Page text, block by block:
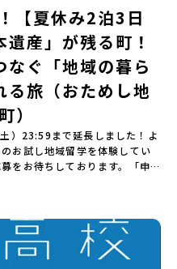
取りいただけません。その場
を受信できるよう設定をお願
お問合せにはお答えしており
し込みについてお申込はお一
ンからお申込ください。申込
は、メールアドレスの入力間
て１室に複数(同性2～4名程
レルギー対応について個別の
しかねる場合がございます。
ください。・参加取消や急遽
決定後の参加お取り消しはご
の場合はお早めに事務局まで
ーやむを得ない参加お取り消
させていただきます。ご了承
7月17日＞から、【キャンセル
金】・21日目にあたる日以
目-2日目：30％・プログラム
合わせて、以下の2つのステッ
体オンライン説明会（アーカイ
し地域留学」を知りたい方
参加できる「おためし地域留
を開催しました。中学生一人
になる「安全面」や「事務局
説しています。ぜひ、ご自宅
カイブ動画を視聴す
大樹町プログラム説明会〜
たい方へ〜全体説明を聞いた
るの？」「どんな町なの？」
大樹町ならではの豊かな文化
っぷりとお伝えします。日
どんなとこ
お申し込み：https://c-
ぞ！「はじめての一人旅だ
整中※1室に複数名(同性)で宿
料※旅行代金に含まれる費用
：・宿泊費（2泊分）・プログ
一部の食事代*以下の費用は参
での往復交通費・お土産代や
用【募集人数】最大10名（お
【参加者決定】お申し込み多
当落結果をご連絡いたしま
)12：00 から 6月15日(月)
える！「おためし地域留学」
容を詳しく知りたい方や、お
でのオンライン配信を行い
て、以下の2つのステップをご
ライン説明会（アーカイブ動画
留学」を知りたい方へ〜日本
る「おためし地域留学」の全
ました。中学生一人での参加
四季ごとに美しい景色を見る
和田八幡平（とわだはちまん
ング、「安比高原（あっぴこ
のスキーリゾートとして有名
むことができます！そして八
日本で初めて「地球のチカラ
からわき出す蒸気をそのまま
最先端のエネルギー」を生み
ログラムでは、この松川地熱
「アート体験」をすることが
カラを使った幻想的なグラデ
てみてください！さらに八幡
理がとても美味しい地域で
手の郷土料理」を味わって楽
文化が魅力的な八幡平市で、
たいらだて）高校」の高校生
体験していただきます。他に
【夏休み2泊3日
遺産」が残る町！
なぐ「地域の暮ら
る旅（おためし地
）
）23:59まで延長しました！よ
お試し地域留学を体験してい
をお待ちしております。「申
」という方も、この機会にぜ
により締め切りを早める場合
さい！-------奨学金のお知らせ-
北海道の高校留学に【毎月2
一歩踏み出す、あなたの未来
から-----------------------------